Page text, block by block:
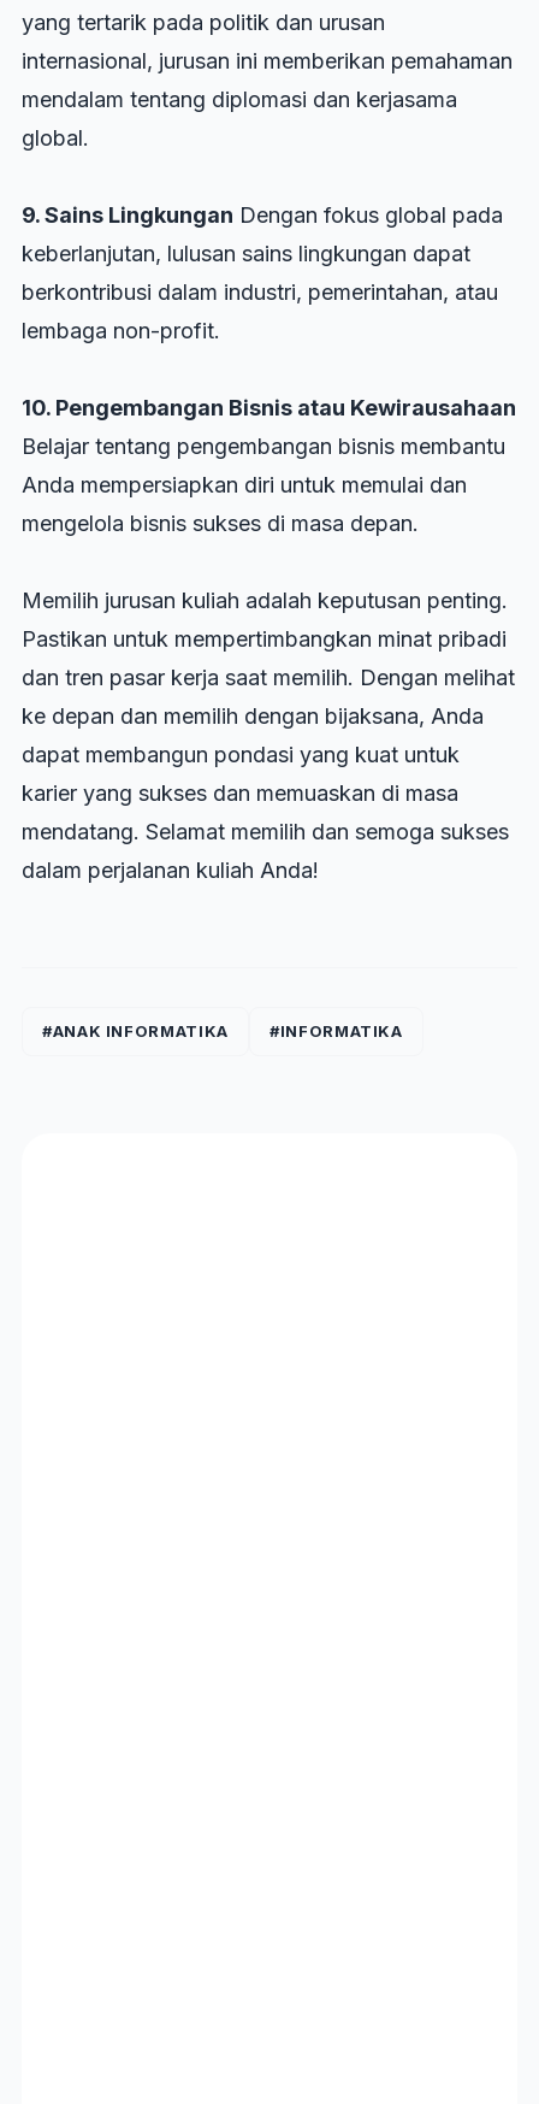
yang tertarik pada politik dan urusan
internasional, jurusan ini memberikan pemahaman
mendalam tentang diplomasi dan kerjasama
global.
9. Sains Lingkungan Dengan fokus global pada
keberlanjutan, lulusan sains lingkungan dapat
berkontribusi dalam industri, pemerintahan, atau
lembaga non-profit.
10. Pengembangan Bisnis atau Kewirausahaan
Belajar tentang pengembangan bisnis membantu
Anda mempersiapkan diri untuk memulai dan
mengelola bisnis sukses di masa depan.
Memilih jurusan kuliah adalah keputusan penting.
Pastikan untuk mempertimbangkan minat pribadi
dan tren pasar kerja saat memilih. Dengan melihat
ke depan dan memilih dengan bijaksana, Anda
dapat membangun pondasi yang kuat untuk
karier yang sukses dan memuaskan di masa
mendatang. Selamat memilih dan semoga sukses
dalam perjalanan kuliah Anda!
#ANAK INFORMATIKA #INFORMATIKA